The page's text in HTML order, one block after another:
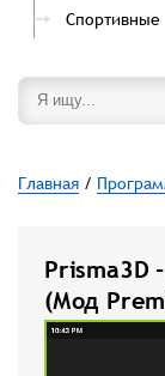
Спортивные
Главная /
Prisma3D
(Мод